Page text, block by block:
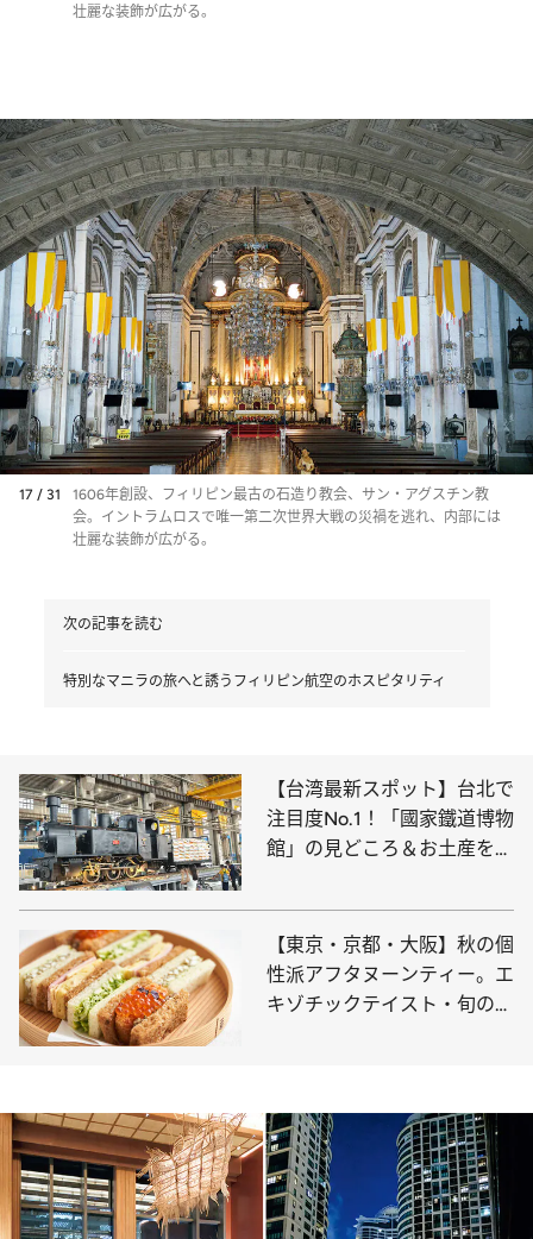
壮麗な装飾が広がる。
17 / 31
1606年創設、フィリピン最古の石造り教会、サン・アグスチン教
会。イントラムロスで唯一第二次世界大戦の災禍を逃れ、内部には
壮麗な装飾が広がる。
次の記事を読む
特別なマニラの旅へと誘うフィリピン航空のホスピタリティ
【台湾最新スポット】台北で
注目度No.1！「國家鐵道博物
館」の見どころ＆お土産をご
【東京・京都・大阪】秋の個
性派アフタヌーンティー。エ
キゾチックテイスト・旬の味